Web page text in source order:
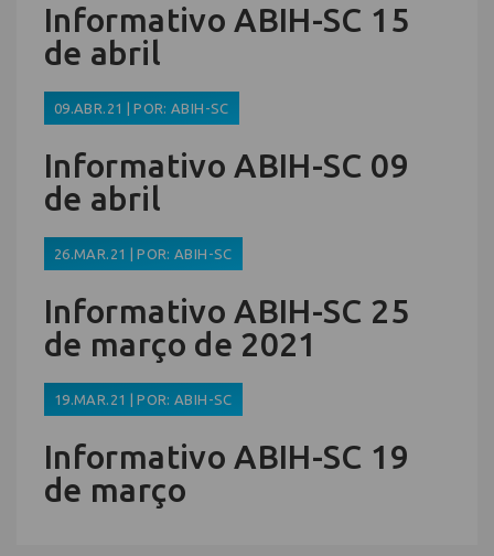
Informativo ABIH-SC 15
de abril
09.ABR.21 | POR: ABIH-SC
Informativo ABIH-SC 09
de abril
26.MAR.21 | POR: ABIH-SC
Informativo ABIH-SC 25
de março de 2021
19.MAR.21 | POR: ABIH-SC
Informativo ABIH-SC 19
de março